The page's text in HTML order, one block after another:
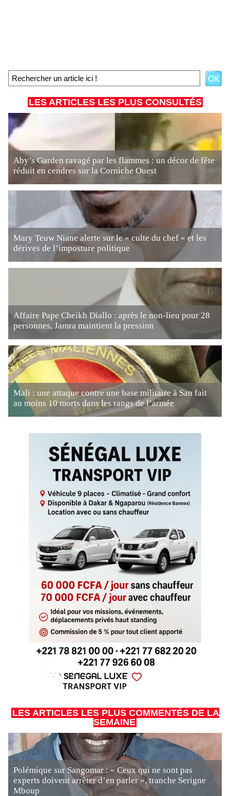
LES ARTICLES LES PLUS CONSULTÉS
Aby’s Garden ravagé par les flammes : un décor de fête
réduit en cendres sur la Corniche Ouest
Mary Teuw Niane alerte sur le « culte du chef » et les
dérives de l’imposture politique
Affaire Pape Cheikh Diallo : après le non-lieu pour 28
personnes, Jamra maintient la pression
Mali : une attaque contre une base militaire à San fait
au moins 10 morts dans les rangs de l’armée
LES ARTICLES LES PLUS COMMENTÉS DE LA
SEMAINE
Polémique sur Sangomar : « Ceux qui ne sont pas
experts doivent arrêter d’en parler », tranche Serigne
Mboup